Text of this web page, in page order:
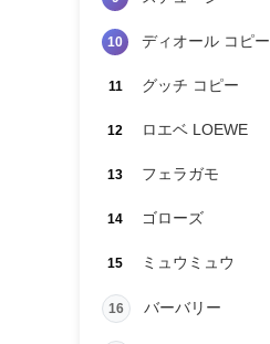
10 ディオール コピー
11 グッチ コピー
12 ロエベ LOEWE
13 フェラガモ
14 ゴローズ
15 ミュウミュウ
16 バーバリー